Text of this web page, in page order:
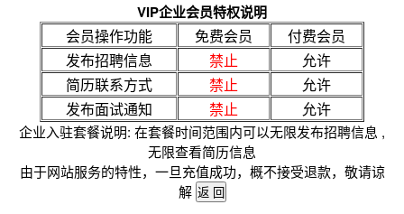
VIP企业会员特权说明
会员操作功能 免费会员
付费会员
发布招聘信息
禁止
允许
简历联系方式
禁止
允许
发布面试通知
禁止 允许
企业入驻套餐说明: 在套餐时间范围内可以无限发布招聘信息 ,
无限查看简历信息
由于网站服务的特性，一旦充值成功，概不接受退款，敬请谅
解